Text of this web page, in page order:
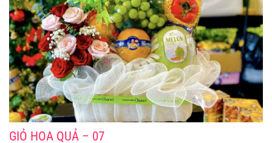
GIỎ HOA QUẢ – 07